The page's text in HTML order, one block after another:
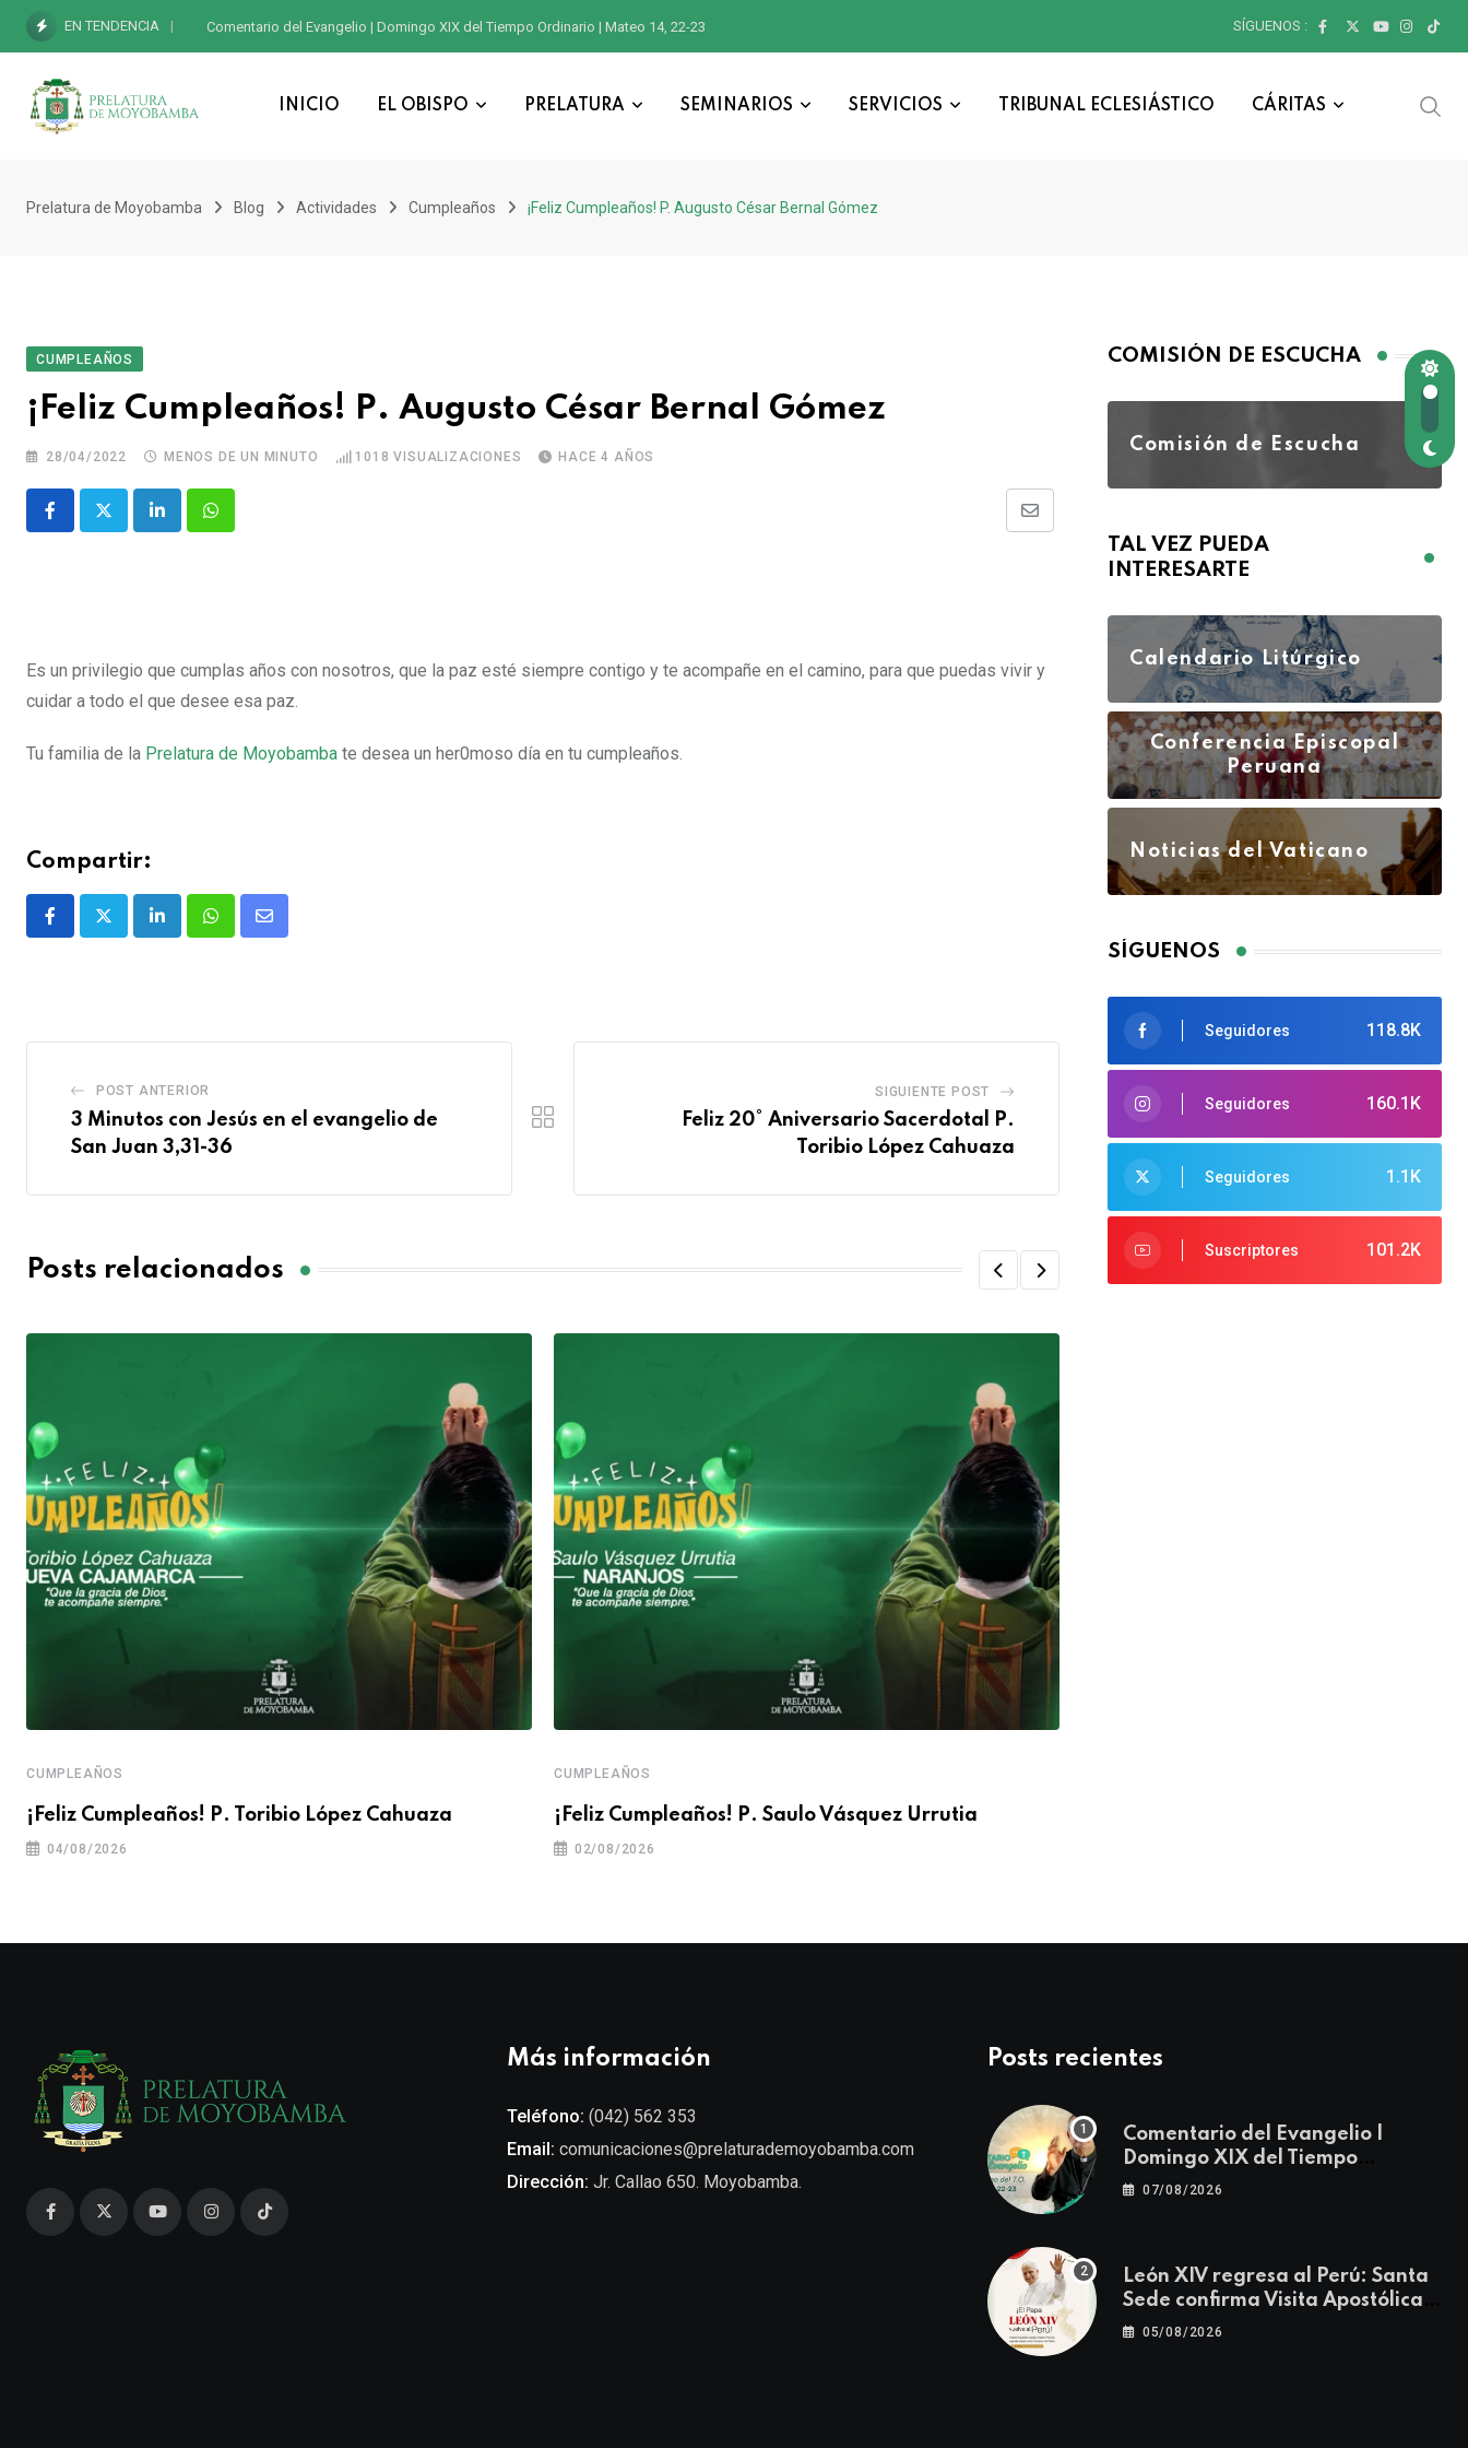
EN TENDENCIA Comentario del Evangelio | Domingo XIX del Tiempo Ordinario | Mateo 14, 22-23 SÍGUENOS :
INICIO EL OBISPO PRELATURA SEMINARIOS SERVICIOS TRIBUNAL ECLESIÁSTICO CÁRITAS
Prelatura de Moyobamba Blog Actividades Cumpleaños ¡Feliz Cumpleaños! P. Augusto César Bernal Gómez
CUMPLEAÑOS
¡Feliz Cumpleaños! P. Augusto César Bernal Gómez
28/04/2022 MENOS DE UN MINUTO 1018 VISUALIZACIONES HACE 4 AÑOS
Es un privilegio que cumplas años con nosotros, que la paz esté siempre contigo y te acompañe en el camino, para que puedas vivir y
cuidar a todo el que desee esa paz.
Tu familia de la Prelatura de Moyobamba te desea un her0moso día en tu cumpleaños.
Compartir:
POST ANTERIOR
3 Minutos con Jesús en el evangelio de
San Juan 3,31-36
SIGUIENTE POST
Feliz 20° Aniversario Sacerdotal P.
Toribio López Cahuaza
Posts relacionados
CUMPLEAÑOS
¡Feliz Cumpleaños! P. Toribio López Cahuaza
04/08/2026
CUMPLEAÑOS
¡Feliz Cumpleaños! P. Saulo Vásquez Urrutia
02/08/2026
COMISIÓN DE ESCUCHA
Comisión de Escucha
TAL VEZ PUEDA
INTERESARTE
Calendario Litúrgico
Conferencia Episcopal
Peruana
Noticias del Vaticano
SÍGUENOS
118.8K
Seguidores
160.1K
Seguidores
1.1K
Seguidores
101.2K
Suscriptores
Más información
Teléfono: (042) 562 353
Email: comunicaciones@prelaturademoyobamba.com
Dirección: Jr. Callao 650. Moyobamba.
Posts recientes
Comentario del Evangelio |
Domingo XIX del Tiempo
Ordinario | Mateo 14, 22-23
07/08/2026
León XIV regresa al Perú: Santa
Sede confirma Visita Apostólica
del 11 al 17 de noviembre
05/08/2026